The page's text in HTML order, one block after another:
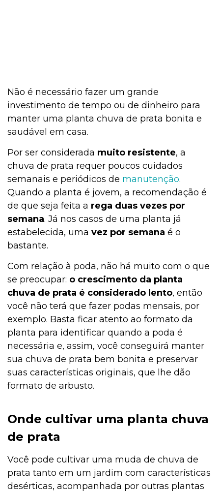
Não é necessário fazer um grande
investimento de tempo ou de dinheiro para
manter uma planta chuva de prata bonita e
saudável em casa.
Por ser considerada muito resistente, a
chuva de prata requer poucos cuidados
semanais e periódicos de manutenção.
Quando a planta é jovem, a recomendação é
de que seja feita a rega duas vezes por
semana. Já nos casos de uma planta já
estabelecida, uma vez por semana é o
bastante.
Com relação à poda, não há muito com o que
se preocupar: o crescimento da planta
chuva de prata é considerado lento, então
você não terá que fazer podas mensais, por
exemplo. Basta ficar atento ao formato da
planta para identificar quando a poda é
necessária e, assim, você conseguirá manter
sua chuva de prata bem bonita e preservar
suas características originais, que lhe dão
formato de arbusto.
Onde cultivar uma planta chuva
de prata
Você pode cultivar uma muda de chuva de
prata tanto em um jardim com características
desérticas, acompanhada por outras plantas